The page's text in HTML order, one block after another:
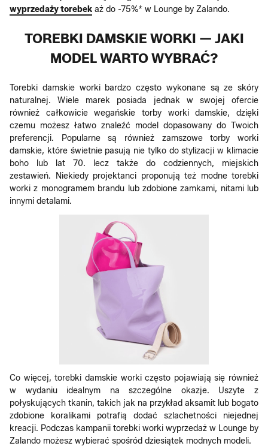
wyprzedaży torebek aż do -75%* w Lounge by Zalando.
TOREBKI DAMSKIE WORKI — JAKI
MODEL WARTO WYBRAĆ?
Torebki damskie worki bardzo często wykonane są ze skóry
naturalnej. Wiele marek posiada jednak w swojej ofercie
również całkowicie wegańskie torby worki damskie, dzięki
czemu możesz łatwo znaleźć model dopasowany do Twoich
preferencji. Popularne są również zamszowe torby worki
damskie, które świetnie pasują nie tylko do stylizacji w klimacie
boho lub lat 70. lecz także do codziennych, miejskich
zestawień. Niekiedy projektanci proponują też modne torebki
worki z monogramem brandu lub zdobione zamkami, nitami lub
innymi detalami.
Co więcej, torebki damskie worki często pojawiają się również
w wydaniu idealnym na szczególne okazje. Uszyte z
połyskujących tkanin, takich jak na przykład aksamit lub bogato
zdobione koralikami potrafią dodać szlachetności niejednej
kreacji. Podczas kampanii torebki worki wyprzedaż w Lounge by
Zalando możesz wybierać spośród dziesiątek modnych modeli.